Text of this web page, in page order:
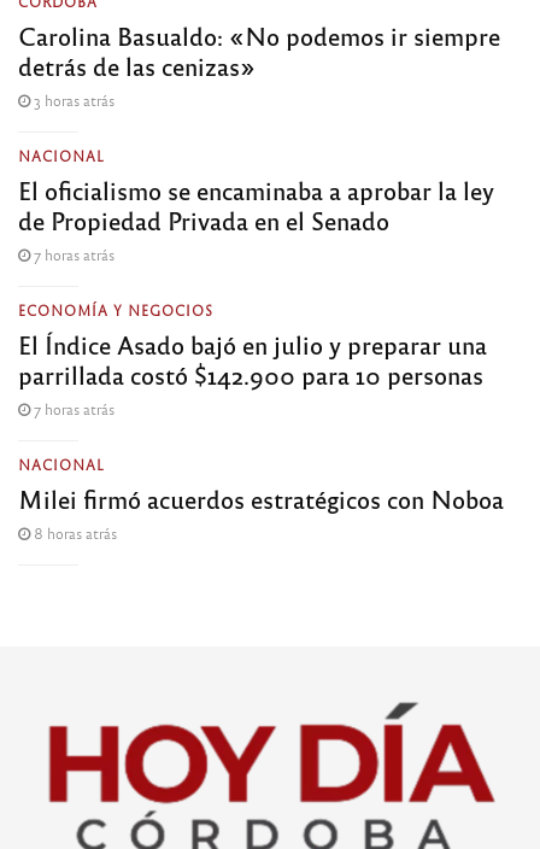
Carolina Basualdo: «No podemos ir siempre
detrás de las cenizas»
3 horas atrás
NACIONAL
El oficialismo se encaminaba a aprobar la ley
de Propiedad Privada en el Senado
7 horas atrás
ECONOMÍA Y NEGOCIOS
El Índice Asado bajó en julio y preparar una
parrillada costó $142.900 para 10 personas
7 horas atrás
NACIONAL
Milei firmó acuerdos estratégicos con Noboa
8 horas atrás